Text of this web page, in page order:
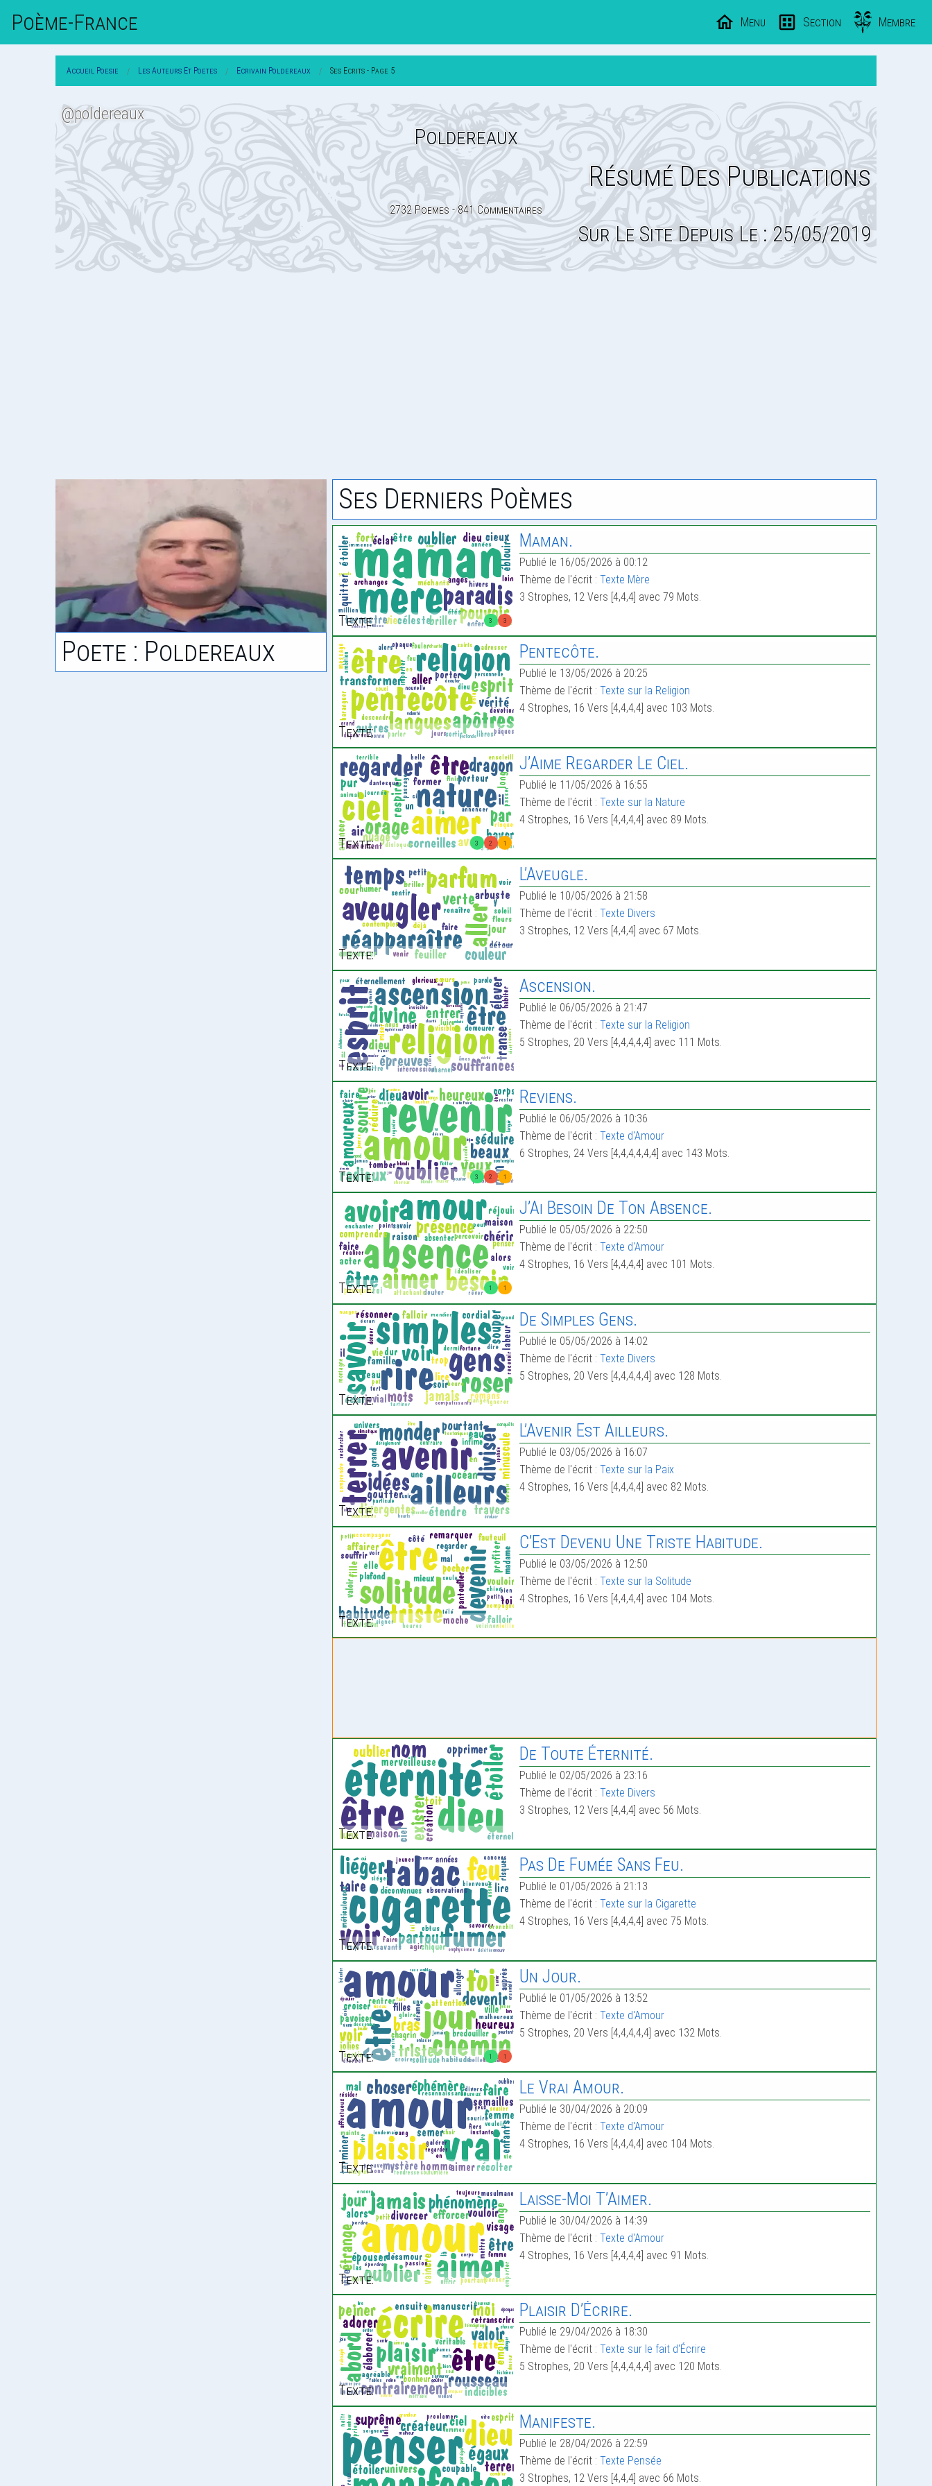
Poème-FrAnce Menu Section Membre
Accueil Poesie Les Auteurs Et Poetes Ecrivain Poldereaux Ses Ecrits - Page 5
Poldereaux
@poldereaux
Résumé Des Publications
2732 Poemes - 841 Commentaires
Sur Le Site Depuis Le : 25/05/2019
Poete : Poldereaux
Ses Derniers Poèmes
3 3
Texte:
Maman.
Publié le 16/05/2026 à 00:12
Thème de l'écrit : Texte Mère
3 Strophes, 12 Vers [4,4,4] avec 79 Mots.
Texte:
Pentecôte.
Publié le 13/05/2026 à 20:25
Thème de l'écrit : Texte sur la Religion
4 Strophes, 16 Vers [4,4,4,4] avec 103 Mots.
3 2 1
Texte:
J’Aime Regarder Le Ciel.
Publié le 11/05/2026 à 16:55
Thème de l'écrit : Texte sur la Nature
4 Strophes, 16 Vers [4,4,4,4] avec 89 Mots.
Texte:
L’Aveugle.
Publié le 10/05/2026 à 21:58
Thème de l'écrit : Texte Divers
3 Strophes, 12 Vers [4,4,4] avec 67 Mots.
Texte:
Ascension.
Publié le 06/05/2026 à 21:47
Thème de l'écrit : Texte sur la Religion
5 Strophes, 20 Vers [4,4,4,4,4] avec 111 Mots.
3 2 1
Texte:
Reviens.
Publié le 06/05/2026 à 10:36
Thème de l'écrit : Texte d'Amour
6 Strophes, 24 Vers [4,4,4,4,4,4] avec 143 Mots.
1 1
Texte:
J’Ai Besoin De Ton Absence.
Publié le 05/05/2026 à 22:50
Thème de l'écrit : Texte d'Amour
4 Strophes, 16 Vers [4,4,4,4] avec 101 Mots.
Texte:
De Simples Gens.
Publié le 05/05/2026 à 14:02
Thème de l'écrit : Texte Divers
5 Strophes, 20 Vers [4,4,4,4,4] avec 128 Mots.
Texte:
L’Avenir Est Ailleurs.
Publié le 03/05/2026 à 16:07
Thème de l'écrit : Texte sur la Paix
4 Strophes, 16 Vers [4,4,4,4] avec 82 Mots.
Texte:
C’Est Devenu Une Triste Habitude.
Publié le 03/05/2026 à 12:50
Thème de l'écrit : Texte sur la Solitude
4 Strophes, 16 Vers [4,4,4,4] avec 104 Mots.
Texte:
De Toute Éternité.
Publié le 02/05/2026 à 23:16
Thème de l'écrit : Texte Divers
3 Strophes, 12 Vers [4,4,4] avec 56 Mots.
Texte:
Pas De Fumée Sans Feu.
Publié le 01/05/2026 à 21:13
Thème de l'écrit : Texte sur la Cigarette
4 Strophes, 16 Vers [4,4,4,4] avec 75 Mots.
1 1
Texte:
Un Jour.
Publié le 01/05/2026 à 13:52
Thème de l'écrit : Texte d'Amour
5 Strophes, 20 Vers [4,4,4,4,4] avec 132 Mots.
Texte:
Le Vrai Amour.
Publié le 30/04/2026 à 20:09
Thème de l'écrit : Texte d'Amour
4 Strophes, 16 Vers [4,4,4,4] avec 104 Mots.
Texte:
Laisse-Moi T’Aimer.
Publié le 30/04/2026 à 14:39
Thème de l'écrit : Texte d'Amour
4 Strophes, 16 Vers [4,4,4,4] avec 91 Mots.
Texte:
Plaisir D’Écrire.
Publié le 29/04/2026 à 18:30
Thème de l'écrit : Texte sur le fait d'Écrire
5 Strophes, 20 Vers [4,4,4,4,4] avec 120 Mots.
Manifeste.
Publié le 28/04/2026 à 22:59
Thème de l'écrit : Texte Pensée
3 Strophes, 12 Vers [4,4,4] avec 66 Mots.